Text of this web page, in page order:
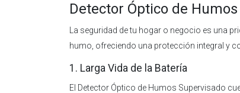
Detector Óptico de
La seguridad de tu hogar o negocio es una
humo, ofreciendo una protección integral y
1. Larga Vida de la Batería
El Detector Óptico de Humos Supervisado